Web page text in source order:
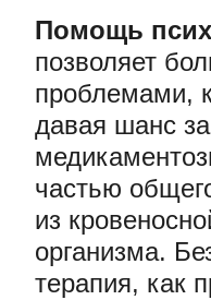
Помощь
позволяет
проблемами,
давая шанс
частью
из
организма.
терапия, как